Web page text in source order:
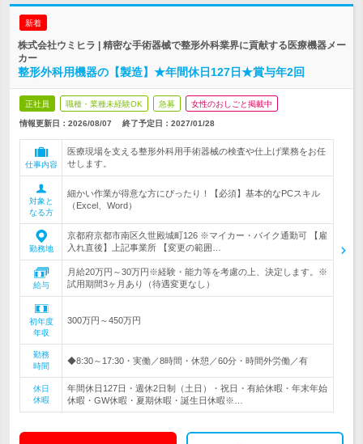
新着
株式会社ウミヒラ | 精密な手術器械で整形外科業界に貢献する医療機器メー
カー
整形外科用機器の【製造】★年間休日127日★賞与年2回
正社員 職種・業種未経験OK 急募 女性のおしごと掲載中
情報更新日：2026/08/07 終了予定日： 2027/01/28
仕事内容
医療現場を支える整形外科用手術器械の検査や仕上げ業務をお任
せします。
対象と
なる方
細かい作業が得意な方にぴったり！【必須】基本的なPCスキル
（Excel、Word）
勤務地
京都府京都市南区久世殿城町126 ※マイカー・バイク通勤可 【雇
入れ直後】上記事業所 【変更の範囲…
給与
月給20万円～30万円※経験・能力等を考慮の上、決定します。※
試用期間3ヶ月あり（待遇変更なし）
初年度
年収
300万円～450万円
勤務
時間
◆8:30～17:30・実働／8時間・休憩／60分・時間外労働／有
休日
休暇
年間休日127日・週休2日制（土日）・祝日・有給休暇・年末年始
休暇・GW休暇・夏期休暇・誕生日休暇※…